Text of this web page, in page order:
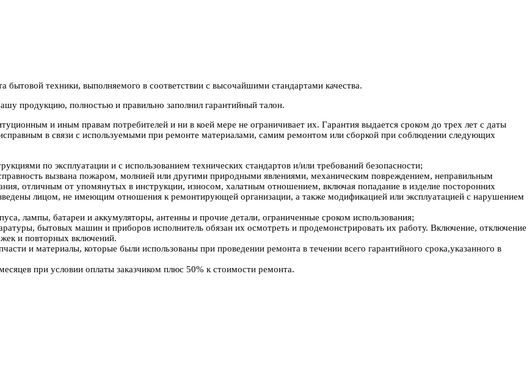
техники, выполняемого в соответствии с высочайшими стандартами качества.
продукцию, полностью и правильно заполнил гарантийный талон.
и иным правам потребителей и ни в коей мере не ограничивает их. Гарантия выдается сроком до трех лет с даты
в связи с используемыми при ремонте материалами, самим ремонтом или сборкой при соблюдении следующих
по эксплуатации и с использованием технических стандартов и/или требований безопасности;
вызвана пожаром, молнией или другими природными явлениями, механическим повреждением, неправильным
отличным от упомянутых в инструкции, износом, халатным отношением, включая попадание в изделие посторонних
лицом, не имеющим отношения к ремонтирующей организации, а также модификацией или эксплуатацией с нарушением
лампы, батареи и аккумуляторы, антенны и прочие детали, ограниченные сроком использования;
бытовых машин и приборов исполнитель обязан их осмотреть и продемонстрировать их работу. Включение, отключение
и повторных включений.
и материалы, которые были использованы при проведении ремонта в течении всего гарантийного срока,указанного в
при условии оплаты заказчиком плюс 50% к стоимости ремонта.